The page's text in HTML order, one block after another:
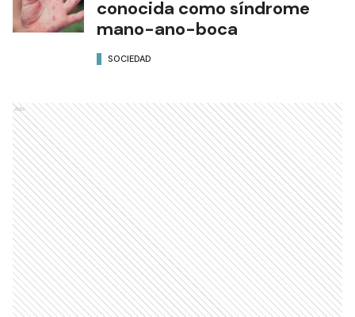
conocida como síndrome
mano-ano-boca
SOCIEDAD
Ads